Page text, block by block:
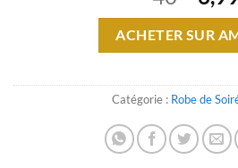
prix
40€.
ACHETER SUR
Catégorie : Robe de